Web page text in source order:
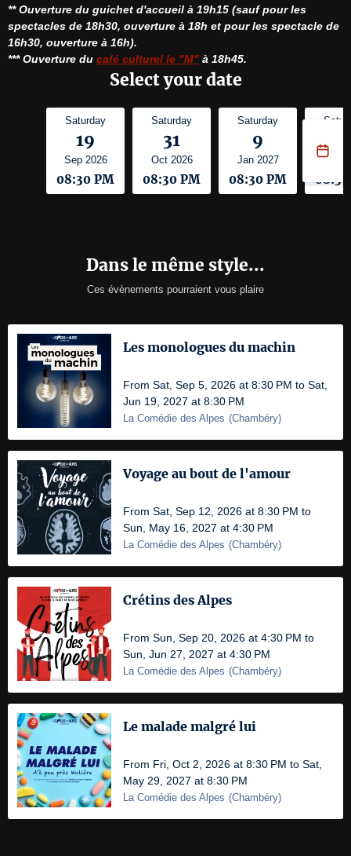
** Ouverture du guichet d'accueil à 19h15 (sauf pour les
spectacles de 18h30, ouverture à 18h et pour les spectacle de
16h30, ouverture à 16h).
*** Ouverture du café culturel le "M" à 18h45.
Select your date
Saturday
19
Sep 2026
08:30 PM
Saturday
31
Oct 2026
08:30 PM
Saturday
9
Jan 2027
08:30 PM
Feb
Dans le même style...
Ces évènements pourraient vous plaire
Les monologues du machin
From Sat, Sep 5, 2026 at 8:30 PM to Sat,
Jun 19, 2027 at 8:30 PM
La Comédie des Alpes (Chambéry)
Voyage au bout de l'amour
From Sat, Sep 12, 2026 at 8:30 PM to
Sun, May 16, 2027 at 4:30 PM
La Comédie des Alpes (Chambéry)
Crétins des Alpes
From Sun, Sep 20, 2026 at 4:30 PM to
Sun, Jun 27, 2027 at 4:30 PM
La Comédie des Alpes (Chambéry)
Le malade malgré lui
From Fri, Oct 2, 2026 at 8:30 PM to Sat,
May 29, 2027 at 8:30 PM
La Comédie des Alpes (Chambéry)